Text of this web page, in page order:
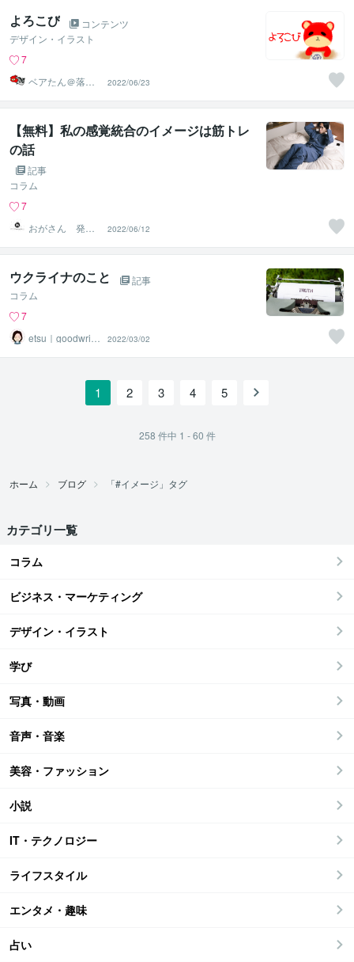
よろこび
コンテンツ
デザイン・イラスト
7
ベアたん＠落書
きイラストレー
ター
2022/06/23
【無料】私の感覚統合のイメージは筋トレ
の話
記事
コラム
7
おがさん 発達
支援の役立つ知
識・実践
2022/06/12
ウクライナのこと
記事
コラム
7
etsu｜goodwritin
2022/03/02
1 2 3 4 5
258 件中 1 - 60 件
ホーム ブログ 「#イメージ」タグ
カテゴリ一覧
コラム
ビジネス・マーケティング
デザイン・イラスト
学び
写真・動画
音声・音楽
美容・ファッション
小説
IT・テクノロジー
ライフスタイル
エンタメ・趣味
占い